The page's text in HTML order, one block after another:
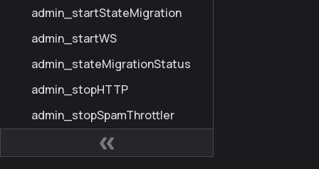
admin_startStateMigration
admin_startWS
admin_stateMigrationStatus
admin_stopHTTP
admin_stopSpamThrottler
admin_stopStateMigration